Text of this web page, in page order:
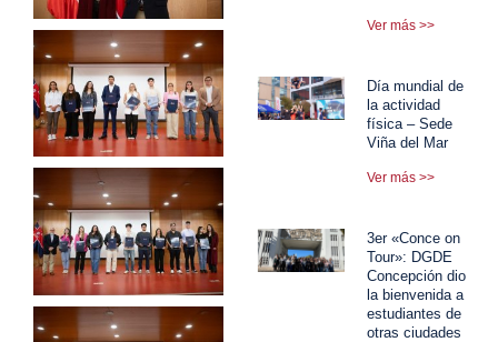
Ver más >>
Día mundial de
la actividad
física – Sede
Viña del Mar
Ver más >>
3er «Conce on
Tour»: DGDE
Concepción dio
la bienvenida a
estudiantes de
otras ciudades